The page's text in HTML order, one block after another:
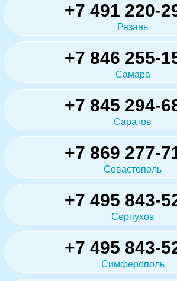
+7 491 220-
Рязань
+7 846 255-
Самара
+7 845 294-
Саратов
+7 869 277-
Севастополь
+7 495 843-
Серпухов
+7 495 843-
Симферополь